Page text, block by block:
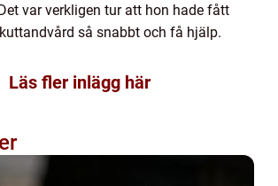
var verkligen tur att hon hade fått
så snabbt och få hjälp.
Läs fler inlägg här